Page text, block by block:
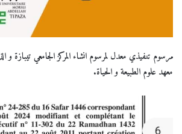
مرسوم تنفيذي معدل لمرسوم انشاء المركز الجامعي
معهد علوم الطبيعة و الحياة.